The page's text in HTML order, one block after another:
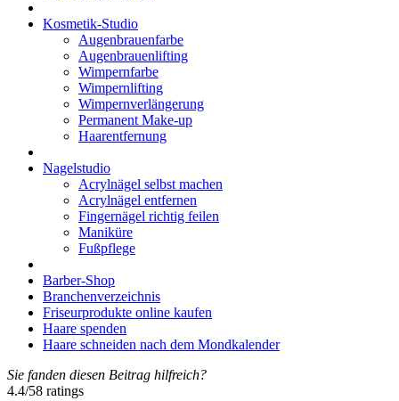
Kosmetik-Studio
Augenbrauenfarbe
Augenbrauenlifting
Wimpernfarbe
Wimpernlifting
Wimpernverlängerung
Permanent Make-up
Haarentfernung
Nagelstudio
Acrylnägel selbst machen
Acrylnägel entfernen
Fingernägel richtig feilen
Maniküre
Fußpflege
Barber-Shop
Branchenverzeichnis
Friseurprodukte online kaufen
Haare spenden
Haare schneiden nach dem Mondkalender
Sie fanden diesen Beitrag hilfreich?
4.4/58 ratings